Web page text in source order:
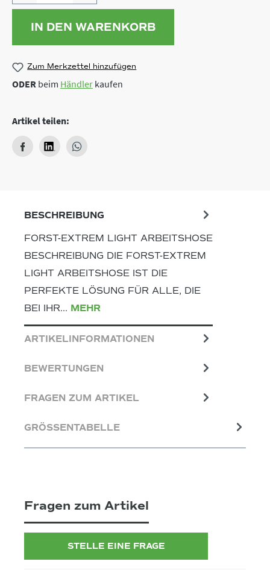
IN DEN WARENKORB
Zum Merkzettel hinzufügen
ODER beim Händler kaufen
Artikel teilen:
BESCHREIBUNG
FORST-EXTREM LIGHT ARBEITSHOSE
BESCHREIBUNG DIE FORST-EXTREM
LIGHT ARBEITSHOSE IST DIE
PERFEKTE LÖSUNG FÜR ALLE, DIE
BEI IHR… MEHR
ARTIKELINFORMATIONEN
BEWERTUNGEN
FRAGEN ZUM ARTIKEL
GRÖSSENTABELLE
Fragen zum Artikel
STELLE EINE FRAGE